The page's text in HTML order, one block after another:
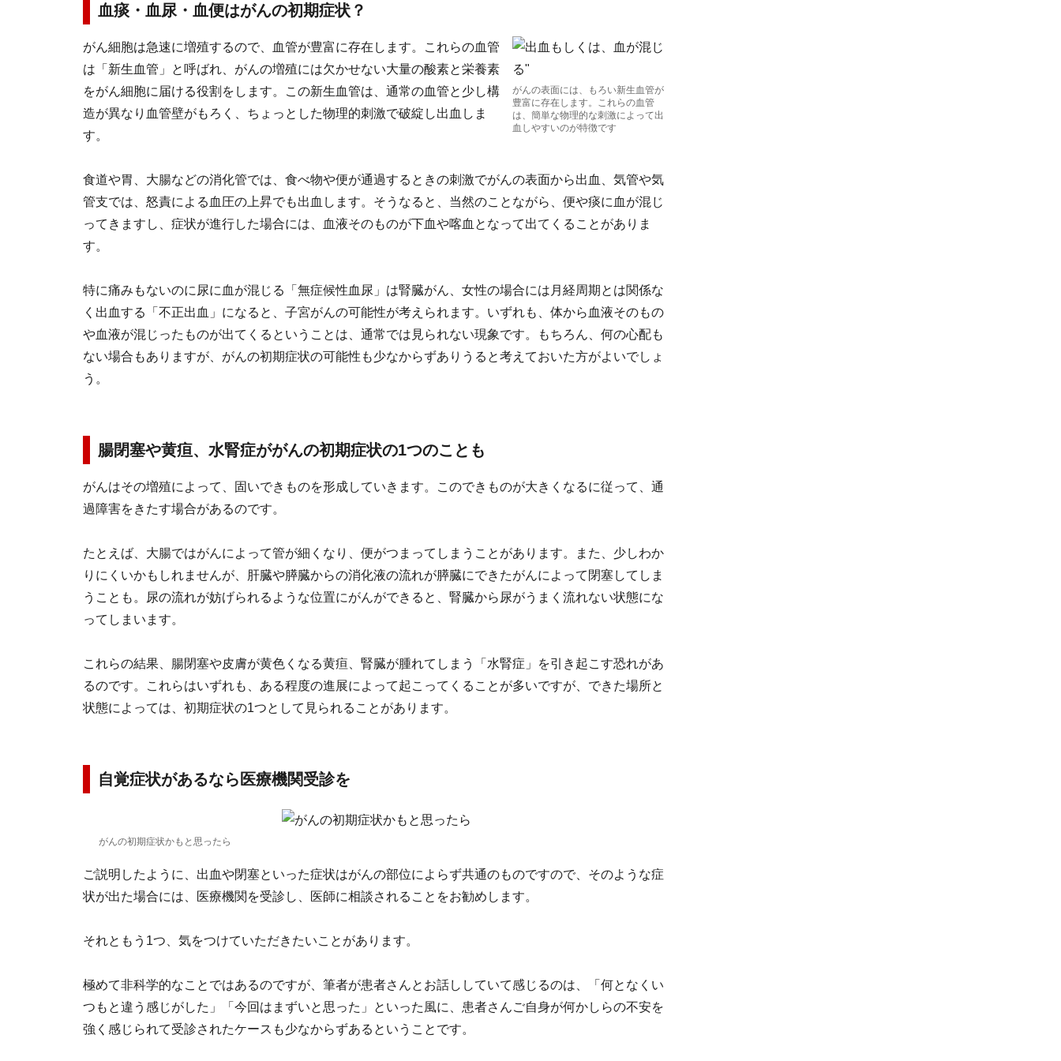
血痰・血尿・血便はがんの初期症状？
がんの表面には、もろい新生血管が
豊富に存在します。これらの血管
は、簡単な物理的な刺激によって出
血しやすいのが特徴です
がん細胞は急速に増殖するので、血管が豊富に存在します。これらの血管
は「新生血管」と呼ばれ、がんの増殖には欠かせない大量の酸素と栄養素
をがん細胞に届ける役割をします。この新生血管は、通常の血管と少し構
造が異なり血管壁がもろく、ちょっとした物理的刺激で破綻し出血しま
す。
食道や胃、大腸などの消化管では、食べ物や便が通過するときの刺激でがんの表面から出血、気管や気
管支では、怒責による血圧の上昇でも出血します。そうなると、当然のことながら、便や痰に血が混じ
ってきますし、症状が進行した場合には、血液そのものが下血や喀血となって出てくることがありま
す。
特に痛みもないのに尿に血が混じる「無症候性血尿」は腎臓がん、女性の場合には月経周期とは関係な
く出血する「不正出血」になると、子宮がんの可能性が考えられます。いずれも、体から血液そのもの
や血液が混じったものが出てくるということは、通常では見られない現象です。もちろん、何の心配も
ない場合もありますが、がんの初期症状の可能性も少なからずありうると考えておいた方がよいでしょ
う。
腸閉塞や黄疸、水腎症ががんの初期症状の1つのことも
がんはその増殖によって、固いできものを形成していきます。このできものが大きくなるに従って、通
過障害をきたす場合があるのです。
たとえば、大腸ではがんによって管が細くなり、便がつまってしまうことがあります。また、少しわか
りにくいかもしれませんが、肝臓や膵臓からの消化液の流れが膵臓にできたがんによって閉塞してしま
うことも。尿の流れが妨げられるような位置にがんができると、腎臓から尿がうまく流れない状態にな
ってしまいます。
これらの結果、腸閉塞や皮膚が黄色くなる黄疸、腎臓が腫れてしまう「水腎症」を引き起こす恐れがあ
るのです。これらはいずれも、ある程度の進展によって起こってくることが多いですが、できた場所と
状態によっては、初期症状の1つとして見られることがあります。
自覚症状があるなら医療機関受診を
がんの初期症状かもと思ったら
ご説明したように、出血や閉塞といった症状はがんの部位によらず共通のものですので、そのような症
状が出た場合には、医療機関を受診し、医師に相談されることをお勧めします。
それともう1つ、気をつけていただきたいことがあります。
極めて非科学的なことではあるのですが、筆者が患者さんとお話ししていて感じるのは、「何となくい
つもと違う感じがした」「今回はまずいと思った」といった風に、患者さんご自身が何かしらの不安を
強く感じられて受診されたケースも少なからずあるということです。